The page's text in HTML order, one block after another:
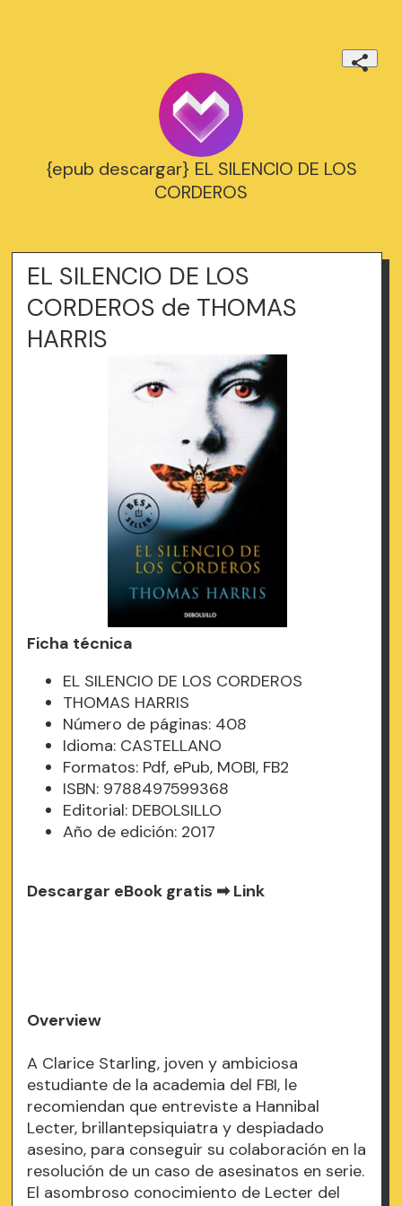
{epub descargar} EL SILENCIO DE LOS
CORDEROS
EL SILENCIO DE LOS
CORDEROS de THOMAS
HARRIS
Ficha técnica
EL SILENCIO DE LOS CORDEROS
THOMAS HARRIS
Número de páginas: 408
Idioma: CASTELLANO
Formatos: Pdf, ePub, MOBI, FB2
ISBN: 9788497599368
Editorial: DEBOLSILLO
Año de edición: 2017
Descargar eBook gratis ➡Link
Overview
A Clarice Starling, joven y ambiciosa
estudiante de la academia del FBI, le
recomiendan que entreviste a Hannibal
Lecter, brillantepsiquiatra y despiadado
asesino, para conseguir su colaboración en la
resolución de un caso de asesinatos en serie.
El asombroso conocimiento de Lecter del